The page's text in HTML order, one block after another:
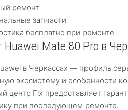
ремонт
запчасти
бесплатно при ремонте
Mate 80 Pro в
в Черкассах — профиль
экосистему и особенности
центр Fix предоставляет
при последующем ремонте.